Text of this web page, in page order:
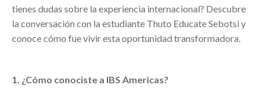
tienes dudas sobre la experiencia internacional? Descubre
la conversación con la estudiante Thuto Educate Sebotsi y
conoce cómo fue vivir esta oportunidad transformadora.
1. ¿Cómo conociste a IBS Americas?